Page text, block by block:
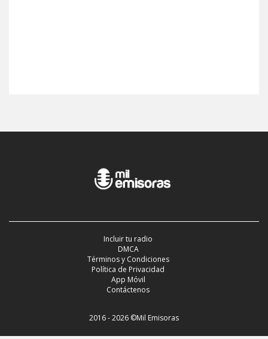
Incluir tu radio
DMCA
Términos y Condiciones
Política de Privacidad
App Móvil
Contáctenos
2016 - 2026 ©Mil Emisoras